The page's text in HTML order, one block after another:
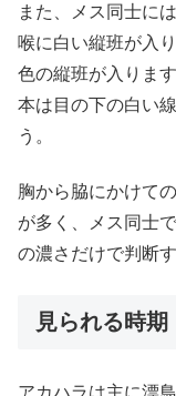
また、メス同士に
喉に白い縦班が入
色の縦班が入りま
本は目の下の白い
う。
胸から脇にかけて
が多く、メス同士
の濃さだけで判断
見られる時
アカハラは主に漂